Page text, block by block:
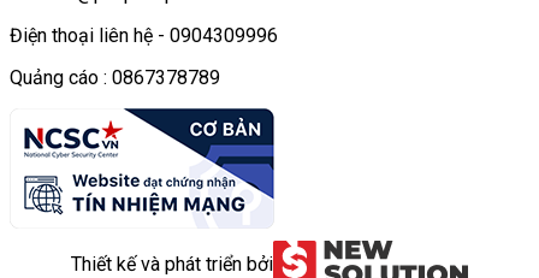
Điện thoại liên hệ - 0904309996
Quảng cáo : 0867378789
Thiết kế và phát triển bởi